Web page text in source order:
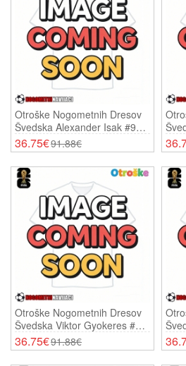
Otroške Nogometnih Dresov
Švedska Alexander Isak #9
Domači SP 2026 Kratki
Rokavi (+ Hlače)
36.75€91.88€
Otroške Nogometnih Dresov
Švedska Viktor Gyokeres #17
Domači SP 2026 Kratki
Rokavi (+ Hlače)
36.75€91.88€